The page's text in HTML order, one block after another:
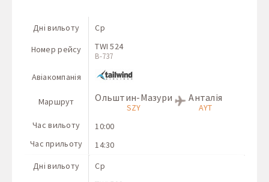
Дні вильоту
Номер рейсу
Авіакомпанія
Маршрут
Час вильоту
Час прильоту
Ср
TWI 524
B-737
Ольштин-Мазури
SZY
Анталія
AYT
10:00
14:30
Дні вильоту
Ср